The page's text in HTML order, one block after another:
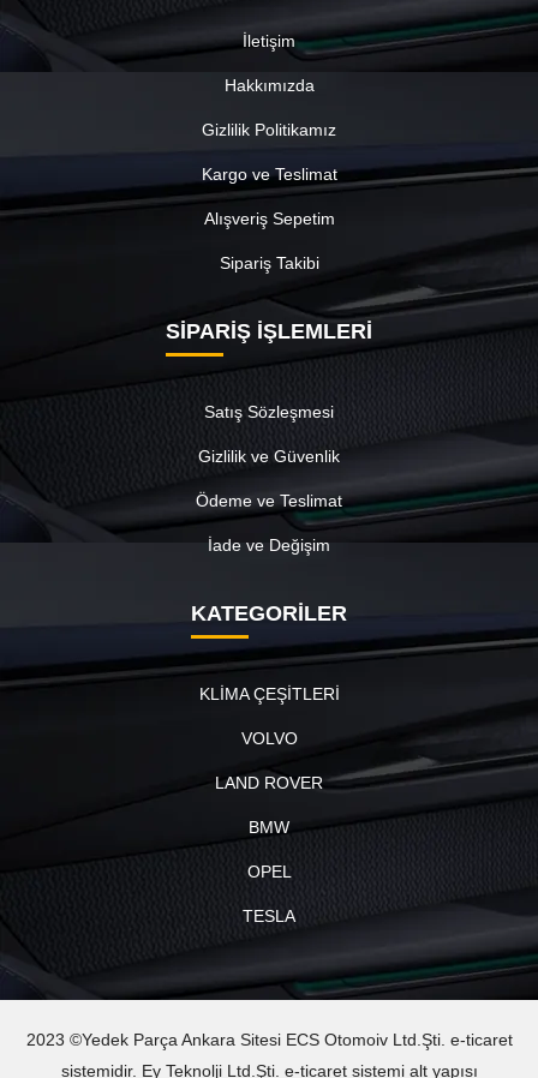
İletişim
Hakkımızda
Gizlilik Politikamız
Kargo ve Teslimat
Alışveriş Sepetim
Sipariş Takibi
SİPARİŞ İŞLEMLERİ
Satış Sözleşmesi
Gizlilik ve Güvenlik
Ödeme ve Teslimat
İade ve Değişim
KATEGORİLER
KLİMA ÇEŞİTLERİ
VOLVO
LAND ROVER
BMW
OPEL
TESLA
2023 ©Yedek Parça Ankara Sitesi ECS Otomoiv Ltd.Şti. e-ticaret
sistemidir. Ey Teknolji Ltd.Şti. e-ticaret sistemi alt yapısı